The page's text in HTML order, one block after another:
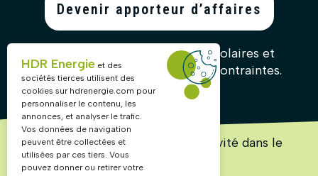
Devenir apporteur d’affaires
Recommandez nos solutions solaires et
gagnez des commissions sans contraintes.
Lancez ou accélérez votre activité dans le
HDR Energie et des
sociétés tierces utilisent des
cookies sur hdrenergie.com pour
personnaliser le contenu, les
annonces, et analyser le trafic.
Vos données de navigation
peuvent être collectées et
utilisées par ces tiers. Vous
pouvez donner ou retirer votre